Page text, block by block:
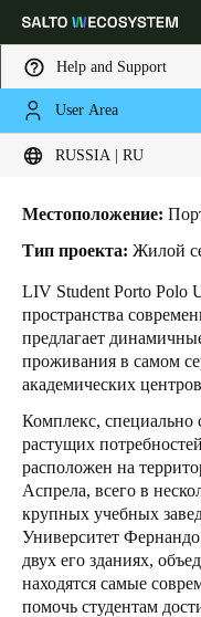
Help and Support
User Area
RUSSIA | RU
Выберите свое
Germany
Deutsch
DeutschFrançaisItaliano
United Kingdom
English
Ireland
HOME INDUSTRIES
LIV STUDENT PORTO
LIV Student
Местоположение:
Тип проекта: Жилой
LIV Student Porto Polo
пространства
предлагает
проживания в самом
академических
Комплекс, специально
растущих
расположен на
Аспрела, всего в
крупных учебных
Университет
двух его зданиях,
находятся самые
помочь студентам